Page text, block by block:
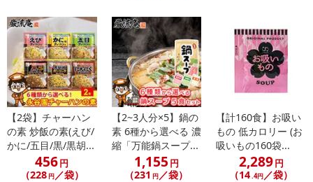
休業日
■その他共通および商品カテゴリー別注意事項（※必ずご確認くだ
さい）
こちらの情報は2026年07月09日 時点での情報となります。
【2袋】チャーハン
の素 炒飯の素(えび/
かに/五目/黒/黒胡...
456円
（228 円／袋）
【2~3人分×5】鍋の
素 6種から選べる 濃
縮「万能鍋スープ...
1,155 円
（231 円 ／袋）
【計160食】お吸い
もの 低カロリー (お
吸いもの160袋...
2,289円
（14.4円 ／袋）